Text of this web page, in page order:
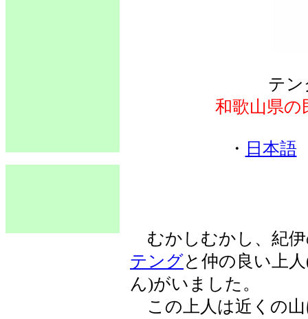
テ
和歌山県の
・ 日本語
むかしむかし、紀
テングと仲の良い上
ん)がいました。
この上人は近くの